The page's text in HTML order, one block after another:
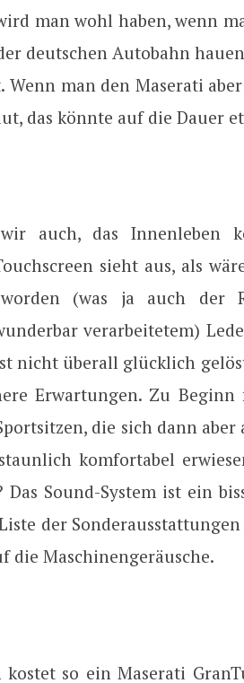
man wohl haben, wenn
deutschen Autobahn
Wenn man den Maserati
das könnte auf die Dauer
auch, das Innenleben
sieht aus, als
(was ja auch der
verarbeitetem)
nicht überall glücklich
Erwartungen. Zu
die sich dann
komfortabel
Sound-System ist ein
der
die Maschinengeräusche.
kostet so ein Maserati